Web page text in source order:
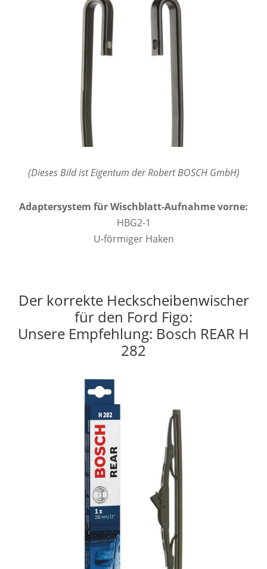
(Dieses Bild ist Eigentum der Robert BOSCH GmbH)
Adaptersystem für Wischblatt-Aufnahme vorne:
HBG2-1
U-förmiger Haken
Der korrekte Heckscheibenwischer
für den Ford Figo:
Unsere Empfehlung: Bosch REAR H
282